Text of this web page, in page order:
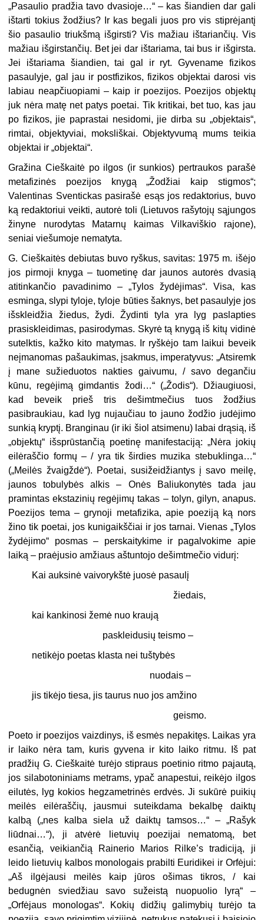
„Pasaulio pradžia tavo dvasioje…“ – kas šiandien dar gali
ištarti tokius žodžius? Ir kas begali juos pro vis stiprėjantį
šio pasaulio triukšmą išgirsti? Vis mažiau ištariančių. Vis
mažiau išgirstančių. Bet jei dar ištariama, tai bus ir išgirsta.
Jei ištariama šiandien, tai gal ir ryt. Gyvename fizikos
pasaulyje, gal jau ir postfizikos, fizikos objektai darosi vis
labiau neapčiuopiami – kaip ir poezijos. Poezijos objektų
juk nėra matę net patys poetai. Tik kritikai, bet tuo, kas jau
po fizikos, jie paprastai nesidomi, jie dirba su „objektais“,
rimtai, objektyviai, moksliškai. Objektyvumą mums teikia
objektai ir „objektai“.
Gražina Cieškaitė po ilgos (ir sunkios) pertraukos parašė
metafizinės poezijos knygą „Žodžiai kaip stigmos“;
Valentinas Sventickas pasirašė esąs jos redaktorius, buvo
ką redaktoriui veikti, autorė toli (Lietuvos rašytojų sąjungos
žinyne nurodytas Matarnų kaimas Vilkaviškio rajone),
seniai viešumoje nematyta.
G. Cieškaitės debiutas buvo ryškus, savitas: 1975 m. išėjo
jos pirmoji knyga – tuometinę dar jaunos autorės dvasią
atitinkančio pavadinimo – „Tylos žydėjimas“. Visa, kas
esminga, slypi tyloje, tyloje būties šaknys, bet pasaulyje jos
išskleidžia žiedus, žydi. Žydinti tyla yra lyg paslapties
prasiskleidimas, pasirodymas. Skyrė tą knygą iš kitų vidinė
sutelktis, kažko kito matymas. Ir ryškėjo tam laikui beveik
neįmanomas pašaukimas, įsakmus, imperatyvus: „Atsiremk
į mane sužieduotos nakties gaivumu, / savo degančiu
kūnu, regėjimą gimdantis žodi…“ („Žodis“). Džiaugiuosi,
kad beveik prieš tris dešimtmečius tuos žodžius
pasibraukiau, kad lyg nujaučiau to jauno žodžio judėjimo
sunkią kryptį. Branginau (ir iki šiol atsimenu) labai drąsią, iš
„objektų“ išsprūstančią poetinę manifestaciją: „Nėra jokių
eilėraščio formų – / yra tik širdies muzika stebuklinga…“
(„Meilės žvaigždė“). Poetai, susižeidžiantys į savo meilę,
jaunos tobulybės alkis – Onės Baliukonytės tada jau
pramintas ekstazinių regėjimų takas – tolyn, gilyn, anapus.
Poezijos tema – grynoji metafizika, apie poeziją ką nors
žino tik poetai, jos kunigaikščiai ir jos tarnai. Vienas „Tylos
žydėjimo“ posmas – perskaitykime ir pagalvokime apie
laiką – praėjusio amžiaus aštuntojo dešimtmečio vidurį:
Kai auksinė vaivorykštė juosė pasaulį
žiedais,
kai kankinosi žemė nuo kraują
paskleidusių teismo –
netikėjo poetas klasta nei tuštybės
nuodais –
jis tikėjo tiesa, jis taurus nuo jos amžino
geismo.
Poeto ir poezijos vaizdinys, iš esmės nepakitęs. Laikas yra
ir laiko nėra tam, kuris gyvena ir kito laiko ritmu. Iš pat
pradžių G. Cieškaitė turėjo stipraus poetinio ritmo pajautą,
jos silabotoniniams metrams, ypač anapestui, reikėjo ilgos
eilutės, lyg kokios hegzametrinės erdvės. Ji sukūrė puikių
meilės eilėraščių, jausmui suteikdama bekalbę daiktų
kalbą („nes kalba siela už daiktų tamsos…“ – „Rašyk
liūdnai…“), ji atvėrė lietuvių poezijai nematomą, bet
esančią, veikiančią Rainerio Marios Rilke’s tradiciją, ji
leido lietuvių kalbos monologais prabilti Euridikei ir Orfėjui:
„Aš ilgėjausi meilės kaip jūros ošimas tikros, / kai
bedugnėn sviedžiau savo sužeistą nuopuolio lyrą“ –
„Orfėjaus monologas“. Kokių didžių galimybių turėjo ta